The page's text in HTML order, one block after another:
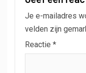
Je e-mailadres
velden zijn
Reactie *